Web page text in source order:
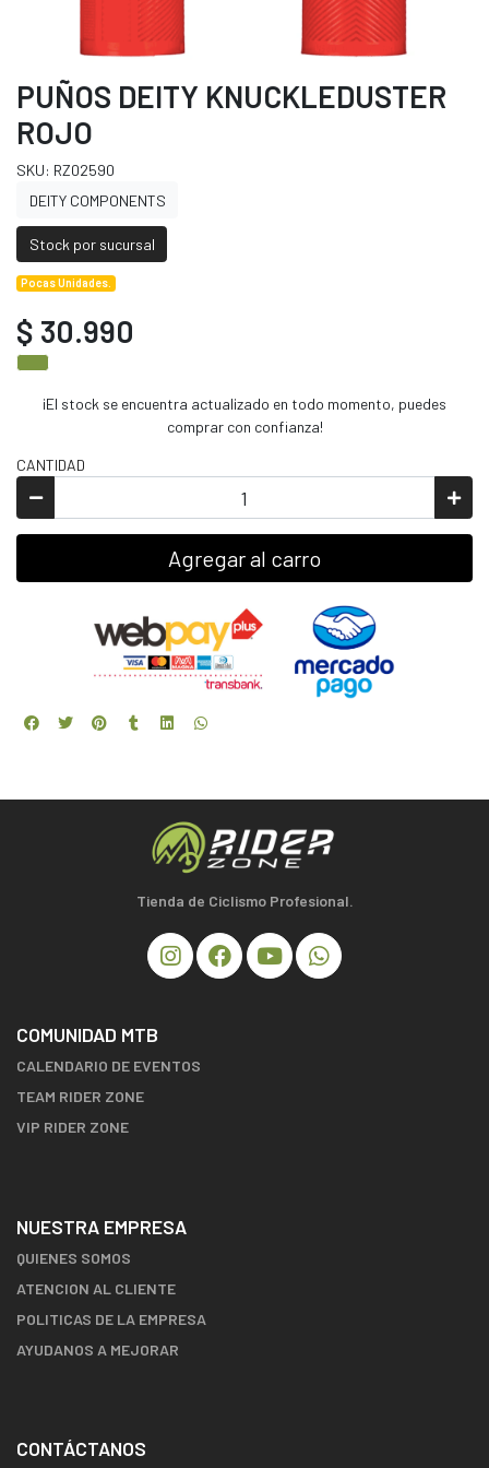
PUÑOS DEITY KNUCKLEDUSTER
ROJO
SKU: RZ02590
DEITY COMPONENTS
Stock por sucursal
Pocas Unidades.
$ 30.990
¡El stock se encuentra actualizado en todo momento, puedes
comprar con confianza!
CANTIDAD
Agregar al carro
Tienda de Ciclismo Profesional.
COMUNIDAD MTB
CALENDARIO DE EVENTOS
TEAM RIDER ZONE
VIP RIDER ZONE
NUESTRA EMPRESA
QUIENES SOMOS
ATENCION AL CLIENTE
POLITICAS DE LA EMPRESA
AYUDANOS A MEJORAR
CONTÁCTANOS